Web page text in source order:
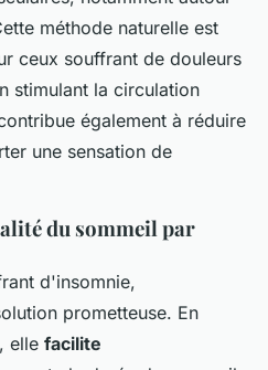
méthode naturelle est
ceux souffrant de douleurs
stimulant la circulation
également à réduire
une sensation de
du sommeil par
d'insomnie,
prometteuse. En
elle facilite